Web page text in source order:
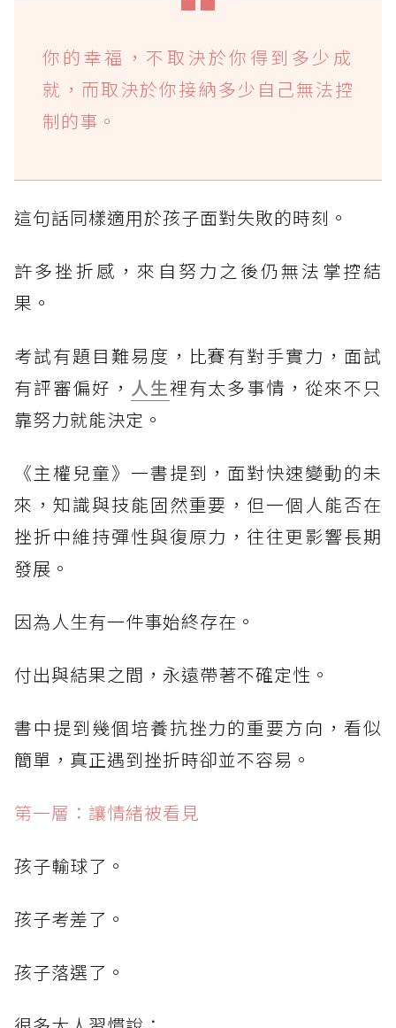
你的幸福，不取決於你得到多少成
就，而取決於你接納多少自己無法控
制的事。
這句話同樣適用於孩子面對失敗的時刻。
許多挫折感，來自努力之後仍無法掌控結
果。
考試有題目難易度，比賽有對手實力，面試
有評審偏好， 人生裡有太多事情，從來不只
靠努力就能決定。
《主權兒童》一書提到，面對快速變動的未
來，知識與技能固然重要，但一個人能否在
挫折中維持彈性與復原力，往往更影響長期
發展。
因為人生有一件事始終存在。
付出與結果之間，永遠帶著不確定性。
書中提到幾個培養抗挫力的重要方向，看似
簡單，真正遇到挫折時卻並不容易。
第一層：讓情緒被看見
孩子輸球了。
孩子考差了。
孩子落選了。